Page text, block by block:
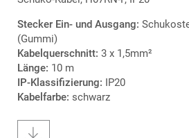
Stecker Ein- und Ausgang:
(Gummi)
Kabelquerschnitt: 3 x 1,5mm²
Länge: 10 m
IP-Klassifizierung: IP20
Kabelfarbe: schwarz